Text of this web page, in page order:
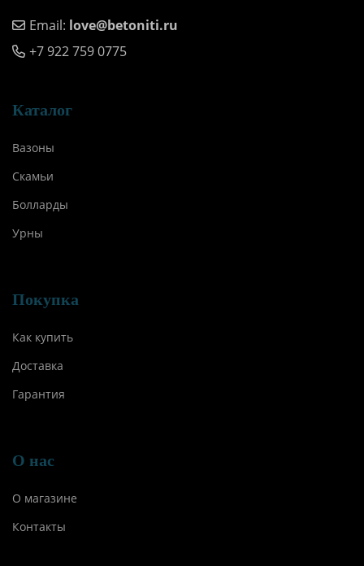
Email: love@betoniti.ru
+7 922 759 0775
Каталог
Вазоны
Скамьи
Болларды
Урны
Покупка
Как купить
Доставка
Гарантия
О нас
О магазине
Контакты